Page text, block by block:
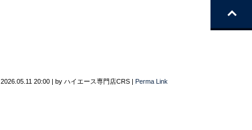
2026.05.11 20:00 | by ハイエース専門店CRS | Perma Link